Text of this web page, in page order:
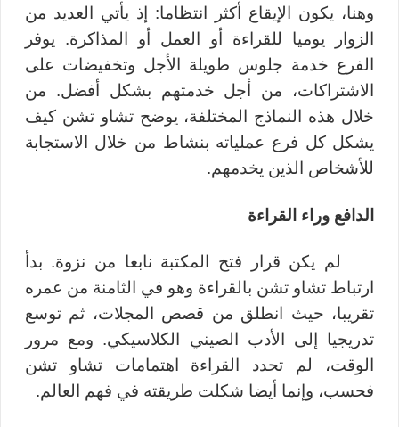
وهنا، يكون الإيقاع أكثر انتظاما: إذ يأتي العديد من
الزوار يوميا للقراءة أو العمل أو المذاكرة. يوفر
الفرع خدمة جلوس طويلة الأجل وتخفيضات على
الاشتراكات، من أجل خدمتهم بشكل أفضل. من
خلال هذه النماذج المختلفة، يوضح تشاو تشن كيف
يشكل كل فرع عملياته بنشاط من خلال الاستجابة
للأشخاص الذين يخدمهم.
الدافع وراء القراءة
لم يكن قرار فتح المكتبة نابعا من نزوة. بدأ
ارتباط تشاو تشن بالقراءة وهو في الثامنة من عمره
تقريبا، حيث انطلق من قصص المجلات، ثم توسع
تدريجيا إلى الأدب الصيني الكلاسيكي. ومع مرور
الوقت، لم تحدد القراءة اهتمامات تشاو تشن
فحسب، وإنما أيضا شكلت طريقته في فهم العالم.